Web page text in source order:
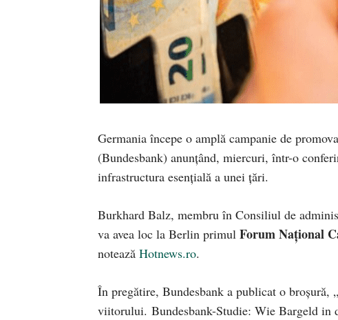
Germania începe o amplă campanie de
(Bundesbank) anunțând, miercuri, într-o
infrastructura esențială a unei țări.
Burkhard Balz, membru în Consiliul de
va avea loc la Berlin primul Forum Național
notează Hotnews.ro.
În pregătire, Bundesbank a publicat o broșură,
viitorului. Bundesbank-Studie: Wie Bargeld in